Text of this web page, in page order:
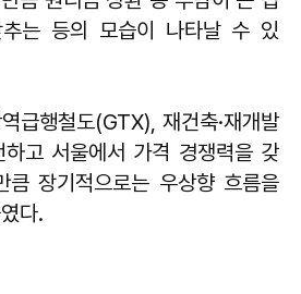
는 등의 모습이 나타날 수 있
급행철도(GTX), 재건축·재개발
고 서울에서 가격 경쟁력을 갖
장기적으로는 우상향 흐름을
다.